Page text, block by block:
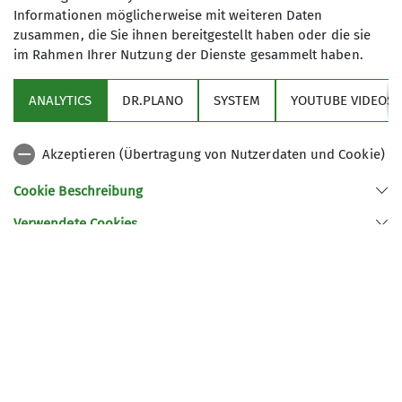
Informationen möglicherweise mit weiteren Daten
zusammen, die Sie ihnen bereitgestellt haben oder die sie
im Rahmen Ihrer Nutzung der Dienste gesammelt haben.
ANALYTICS DR.PLANO SYSTEM YOUTUBE VIDEOS
Akzeptieren (Übertragung von Nutzerdaten und Cookie)
Cookie Beschreibung
Verwendete Cookies